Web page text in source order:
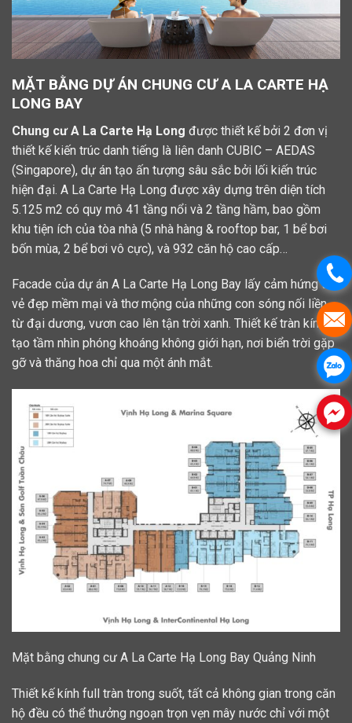
MẶT BẰNG DỰ ÁN CHUNG CƯ A LA CARTE HẠ
LONG BAY
Chung cư A La Carte Hạ Long được thiết kế bởi 2 đơn vị
thiết kế kiến trúc danh tiếng là liên danh CUBIC – AEDAS
(Singapore), dự án tạo ấn tượng sâu sắc bởi lối kiến trúc
hiện đại. A La Carte Hạ Long được xây dựng trên diện tích
5.125 m2 có quy mô 41 tầng nổi và 2 tầng hầm, bao gồm
khu tiện ích của tòa nhà (5 nhà hàng & rooftop bar, 1 bể bơi
bốn mùa, 2 bể bơi vô cực), và 932 căn hộ cao cấp…
Facade của dự án A La Carte Hạ Long Bay lấy cảm hứng từ
vẻ đẹp mềm mại và thơ mộng của những con sóng nối liền
từ đại dương, vươn cao lên tận trời xanh. Thiết kế tràn kính
tạo tầm nhìn phóng khoáng không giới hạn, nơi biển trời gặp
gỡ và thăng hoa chỉ qua một ánh mắt.
Mặt bằng chung cư A La Carte Hạ Long Bay Quảng Ninh
Thiết kế kính full tràn trong suốt, tất cả không gian trong căn
hộ đều có thể thưởng ngoạn trọn vẹn mây nước chỉ với một